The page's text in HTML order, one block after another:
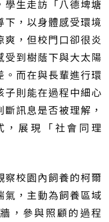
生走訪「八德埤塘
，以身體感受環境
，但校門口卻很炎
到樹蔭下與大太陽
而在與長輩進行環
則能在過程中細心
訊息是否被理解，
，展現「社會同理
校園內飼養的柯爾
氣，主動為飼養區域
，參與照顧的過程